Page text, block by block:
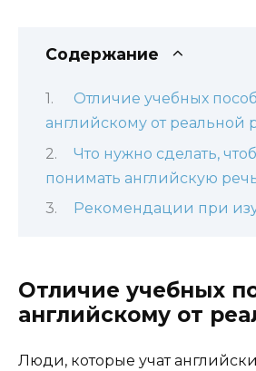
Содержание
Отличие учебных
английскому от реальной
Что нужно сделать,
понимать английскую
Рекомендации при
Отличие учебных
английскому от
Люди, которые учат